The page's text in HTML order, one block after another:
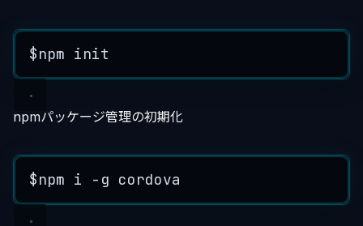
$npm init
npmパッケージ管理の初期化
$npm i - g cordova